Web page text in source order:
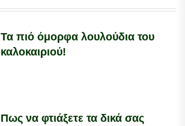
Τα πιό όμορφα λουλούδια του
καλοκαιριού!
Πως να φτιάξετε τα δικά σας